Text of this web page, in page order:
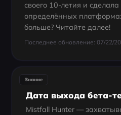
своего 10-летия и
определённых
больше? Читайте далее!
Последнее обновление: 07/22/
Знание